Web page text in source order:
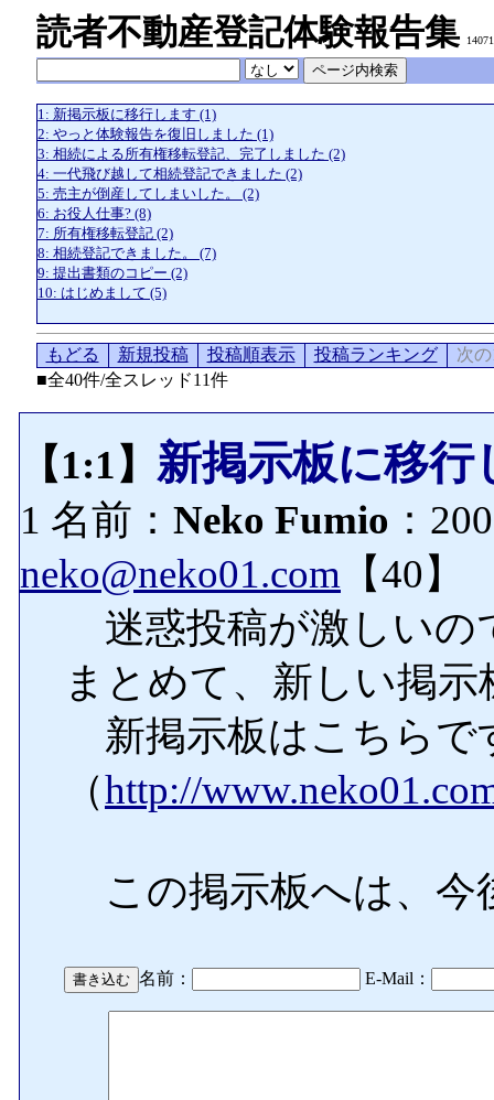
読者不動産登記体験報告集
1: 新掲示板に移行します (1)
2: やっと体験報告を復旧しました (1)
3: 相続による所有権移転登記、完了しました (2)
4: 一代飛び越して相続登記できました (2)
5: 売主が倒産してしまいした。 (2)
6: お役人仕事? (8)
7: 所有権移転登記 (2)
8: 相続登記できました。 (7)
9: 提出書類のコピー (2)
10: はじめまして (5)
もどる 新規投稿 投稿順表示 投稿ランキング
次
■全40件/全スレッド11件
【1:1】 新掲示板に移行
1 名前： Neko Fumio ：
neko@neko01.com 【40】
迷惑投稿が激しいの
まとめて、新しい掲
新掲示板はこちらで
（http://
この掲示板へは、今
名前： E-Mail：